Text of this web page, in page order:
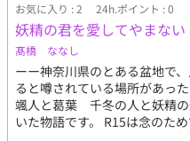
お気に入り : 2 24h.ポイント : 0
妖精の君を愛してやまない
髙橋 ななし
ーー神奈川県のとある盆地で
ると噂されている場所があっ
颯人と葛葉 千冬の人と妖精
いた物語です。 R15は念のため